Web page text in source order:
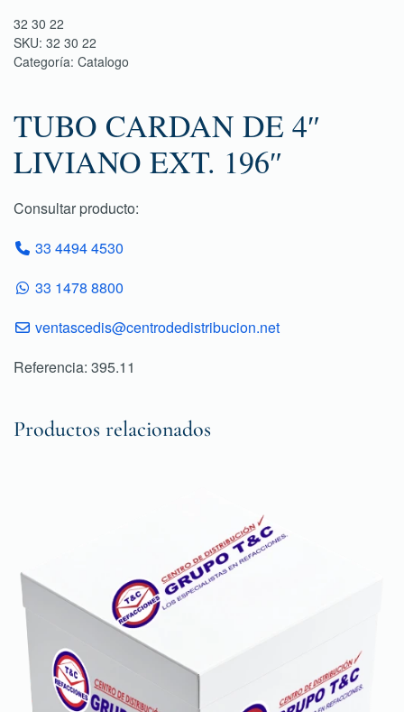
32 30 22
SKU: 32 30 22
Categoría: Catalogo
TUBO CARDAN DE 4″
LIVIANO EXT. 196″
Consultar producto:
33 4494 4530
33 1478 8800
ventascedis@centrodedistribucion.net
Referencia: 395.11
Productos relacionados